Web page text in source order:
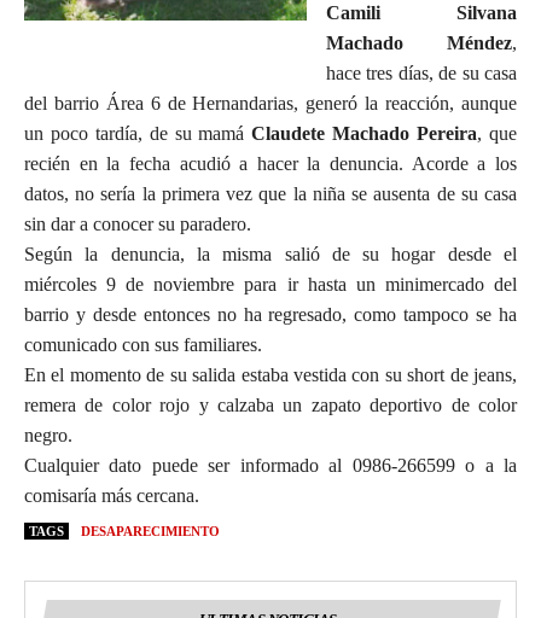
Camili Silvana
Machado Méndez,
hace tres días, de su casa
del barrio Área 6 de Hernandarias, generó la reacción, aunque
un poco tardía, de su mamáClaudete Machado Pereira, que
recién en la fecha acudió a hacer la denuncia. Acorde a los
datos, no sería la primera vez que la niña se ausenta de su casa
sin dar a conocer su paradero.
Según la denuncia, la misma salió de su hogar desde el
miércoles 9 de noviembre para ir hasta un minimercado del
barrio y desde entonces no ha regresado, como tampoco se ha
comunicado con sus familiares.
En el momento de su salida estaba vestida con su short de jeans,
remera de color rojo y calzaba un zapato deportivo de color
negro.
Cualquier dato puede ser informado al 0986-266599 o a la
comisaría más cercana.
TAGS DESAPARECIMIENTO